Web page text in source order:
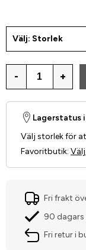
Välj: Storlek
- +
Lagerstatus
Välj storlek för
Favoritbutik:
Fri frakt
90
Fri retur i